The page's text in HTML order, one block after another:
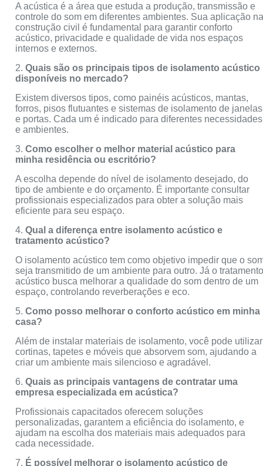
A acústica é a área que estuda a produção, transmissão e
controle do som em diferentes ambientes. Sua aplicação
construção civil é fundamental para garantir conforto
acústico, privacidade e qualidade de vida nos espaços
internos e externos.
2.Quais são os principais tipos de isolamento acústico
disponíveis no mercado?
Existem diversos tipos, como painéis acústicos, mantas,
forros, pisos flutuantes e sistemas de isolamento de janelas
e portas. Cada um é indicado para diferentes necessidades
e ambientes.
3.Como escolher o melhor material acústico para
minha residência ou escritório?
A escolha depende do nível de isolamento desejado, do
tipo de ambiente e do orçamento. É importante consultar
profissionais especializados para obter a solução mais
eficiente para seu espaço.
4.Qual a diferença entre isolamento acústico e
tratamento acústico?
O isolamento acústico tem como objetivo impedir que o
seja transmitido de um ambiente para outro. Já o
acústico busca melhorar a qualidade do som dentro de um
espaço, controlando reverberações e eco.
5.Como posso melhorar o conforto acústico em minha
casa?
Além de instalar materiais de isolamento, você pode utilizar
cortinas, tapetes e móveis que absorvem som, ajudando a
criar um ambiente mais silencioso e agradável.
6.Quais as principais vantagens de contratar uma
empresa especializada em acústica?
Profissionais capacitados oferecem soluções
personalizadas, garantem a eficiência do isolamento, e
ajudam na escolha dos materiais mais adequados para
cada necessidade.
7. É possível melhorar o isolamento acústico de